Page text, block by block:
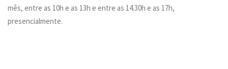
mês, entre as 10h e as 13h e entre as 14.30h e as 17h,
presencialmente.